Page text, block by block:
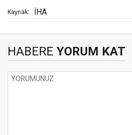
Kaynak: İHA
HABERE YORUM KAT